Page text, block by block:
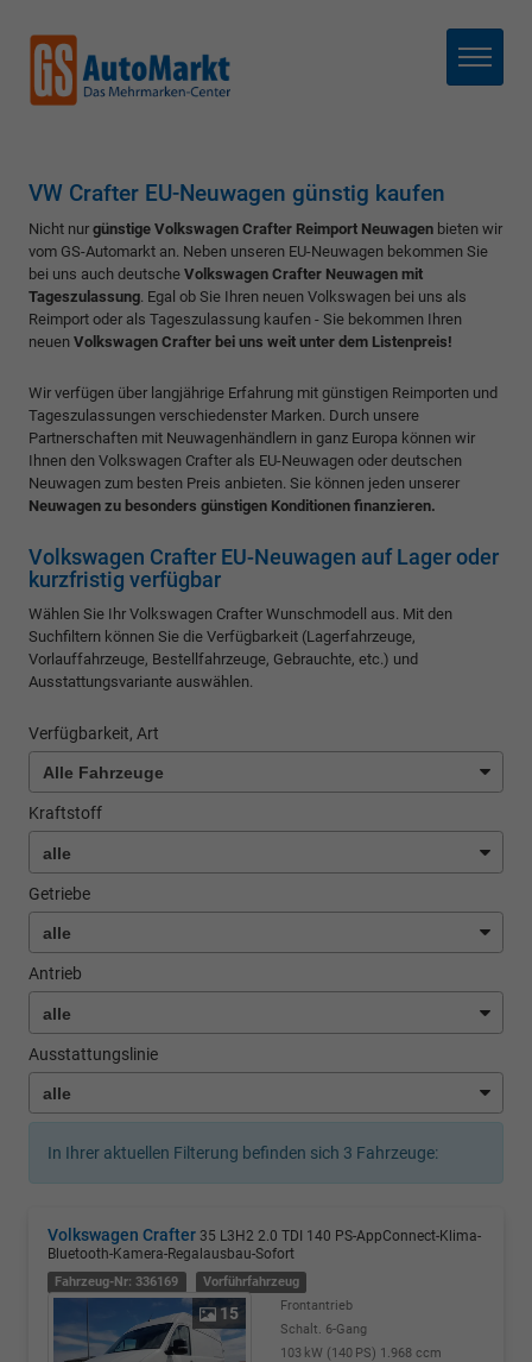
Menü
VW Crafter EU-Neuwagen günstig kaufen
Nicht nur günstige Volkswagen Crafter Reimport Neuwagen bieten wir
vom GS-Automarkt an. Neben unseren EU-Neuwagen bekommen Sie
bei uns auch deutsche Volkswagen Crafter Neuwagen mit
Tageszulassung. Egal ob Sie Ihren neuen Volkswagen bei uns als
Reimport oder als Tageszulassung kaufen - Sie bekommen Ihren
neuen Volkswagen Crafter bei uns weit unter dem Listenpreis!
Wir verfügen über langjährige Erfahrung mit günstigen Reimporten und
Tageszulassungen verschiedenster Marken. Durch unsere
Partnerschaften mit Neuwagenhändlern in ganz Europa können wir
Ihnen den Volkswagen Crafter als EU-Neuwagen oder deutschen
Neuwagen zum besten Preis anbieten. Sie können jeden unserer
Neuwagen zu besonders günstigen Konditionen finanzieren.
Volkswagen Crafter EU-Neuwagen auf Lager oder
kurzfristig verfügbar
Wählen Sie Ihr Volkswagen Crafter Wunschmodell aus. Mit den
Suchfiltern können Sie die Verfügbarkeit (Lagerfahrzeuge,
Vorlauffahrzeuge, Bestellfahrzeuge, Gebrauchte, etc.) und
Ausstattungsvariante auswählen.
Verfügbarkeit, Art
Kraftstoff
Getriebe
Antrieb
Ausstattungslinie
In Ihrer aktuellen Filterung befinden sich 3 Fahrzeuge:
Volkswagen Crafter 35 L3H2 2.0 TDI 140 PS-AppConnect-Klima-
Bluetooth-Kamera-Regalausbau-Sofort
Fahrzeug-Nr: 336169 Vorführfahrzeug
15
Frontantrieb
Schalt. 6-Gang
103 kW (140 PS) 1.968 ccm